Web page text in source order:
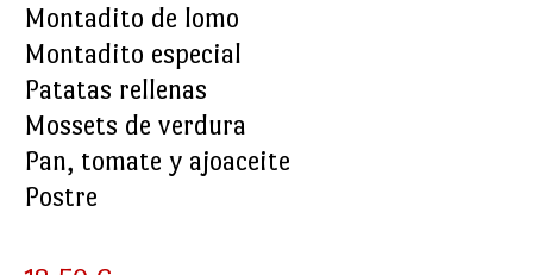
Montadito de lomo
Montadito especial
Patatas rellenas
Mossets de verdura
Pan, tomate y ajoaceite
Postre